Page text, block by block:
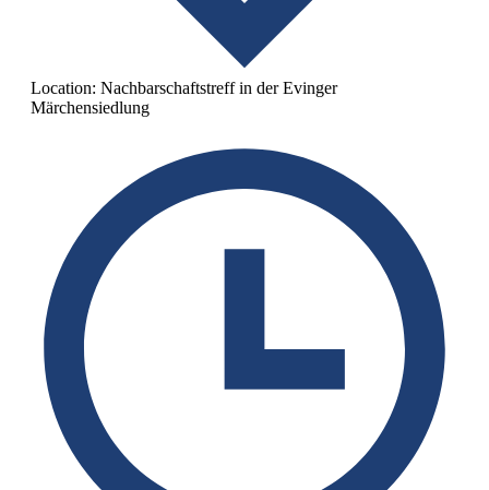
Location: Nachbarschaftstreff in der Evinger
Märchensiedlung